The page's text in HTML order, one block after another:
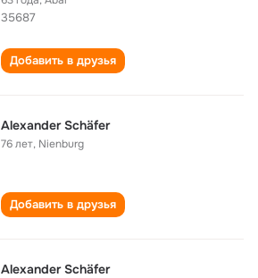
35687
Добавить в друзья
Alexander Schäfer
76 лет, Nienburg
Добавить в друзья
Alexander Schäfer